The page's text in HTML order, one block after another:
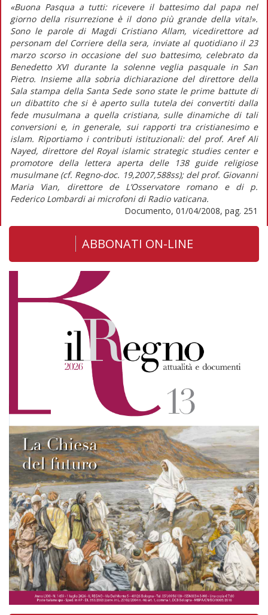
«Buona Pasqua a tutti: ricevere il battesimo dal papa nel
giorno della risurrezione è il dono più grande della vita!».
Sono le parole di Magdi Cristiano Allam, vicedirettore ad
personam del Corriere della sera, inviate al quotidiano il 23
marzo scorso in occasione del suo battesimo, celebrato da
Benedetto XVI durante la solenne veglia pasquale in San
Pietro. Insieme alla sobria dichiarazione del direttore della
Sala stampa della Santa Sede sono state le prime battute di
un dibattito che si è aperto sulla tutela dei convertiti dalla
fede musulmana a quella cristiana, sulle dinamiche di tali
conversioni e, in generale, sui rapporti tra cristianesimo e
islam. Riportiamo i contributi istituzionali: del prof. Aref Ali
Nayed, direttore del Royal islamic strategic studies center e
promotore della lettera aperta delle 138 guide religiose
musulmane (cf. Regno-doc. 19,2007,588ss); del prof. Giovanni
Maria Vian, direttore de L’Osservatore romano e di p.
Federico Lombardi ai microfoni di Radio vaticana.
Documento, 01/04/2008, pag. 251
ABBONATI ON-LINE